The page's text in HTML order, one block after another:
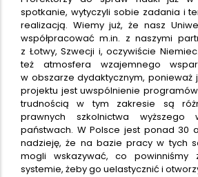
spotkanie, wytyczyli sobie zadania i
realizacją. Wiemy już, że nasz
współpracować m.in. z naszymi
z Łotwy, Szwecji i, oczywiście
też atmosfera wzajemnego
w obszarze dydaktycznym,
projektu jest uwspólnienie programów
trudnością w tym zakresie są
prawnych szkolnictwa wyższego
państwach. W Polsce jest ponad 30
nadzieję, że na bazie pracy w tych
mogli wskazywać, co powinniśmy
systemie, żeby go uelastycznić i